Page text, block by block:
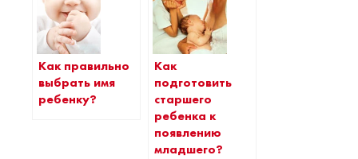
Как правильно
выбрать имя
ребенку?
Как
подготовить
старшего
ребенка к
появлению
младшего?